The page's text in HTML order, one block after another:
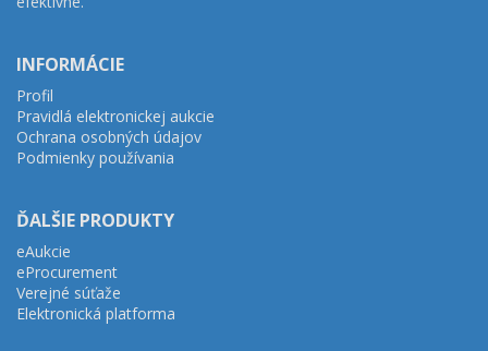
INFORMÁCIE
Profil
Pravidlá elektronickej aukcie
Ochrana osobných údajov
Podmienky používania
ĎALŠIE PRODUKTY
eAukcie
eProcurement
Verejné súťaže
Elektronická platforma